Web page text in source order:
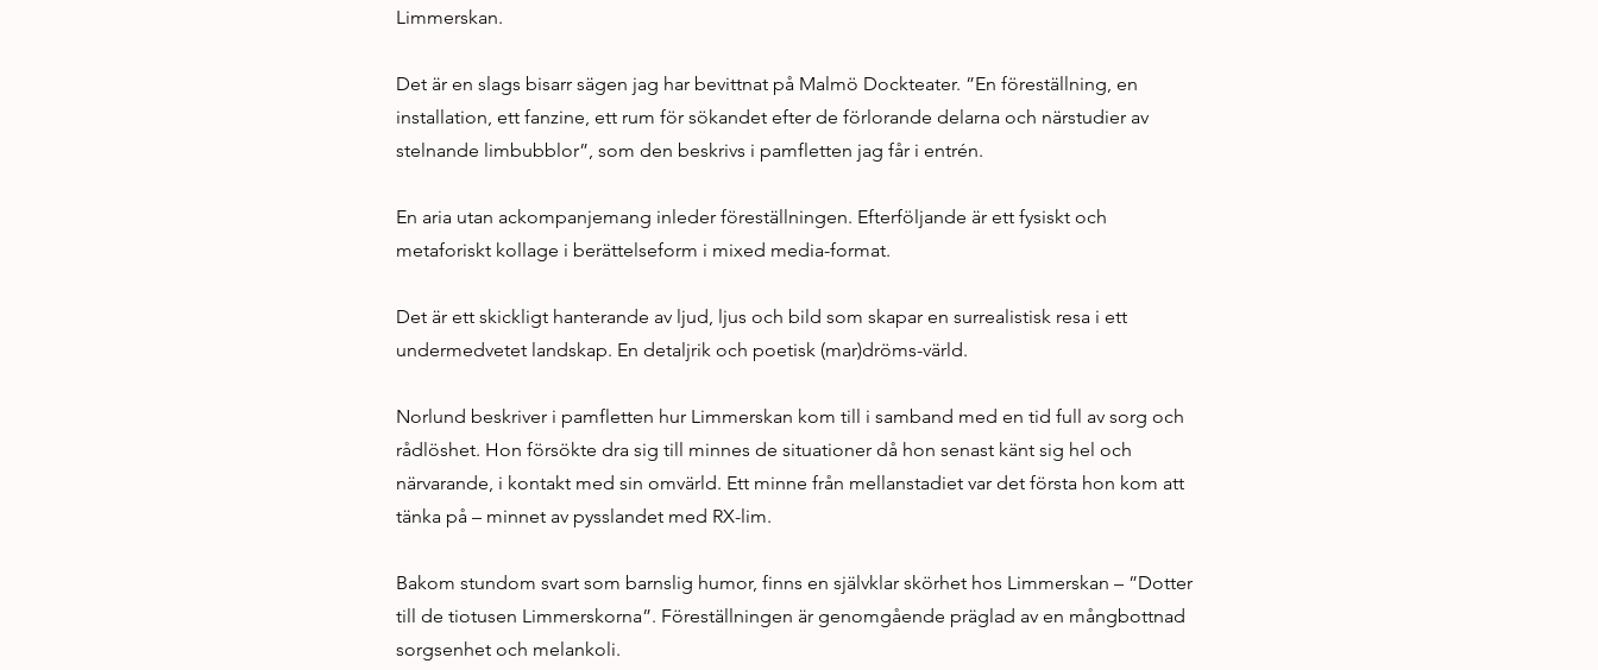
Limmerskan.
Det är en slags bisarr sägen jag har bevittnat på Malmö Dockteater. ”En föreställning, en
installation, ett fanzine, ett rum för sökandet efter de förlorande delarna och närstudier av
stelnande limbubblor”, som den beskrivs i pamfletten jag får i entrén.
En aria utan ackompanjemang inleder föreställningen. Efterföljande är ett fysiskt och
metaforiskt kollage i berättelseform i mixed media-format.
Det är ett skickligt hanterande av ljud, ljus och bild som skapar en surrealistisk resa i ett
undermedvetet landskap. En detaljrik och poetisk (mar)dröms-värld.
Norlund beskriver i pamfletten hur Limmerskan kom till i samband med en tid full av sorg och
rådlöshet. Hon försökte dra sig till minnes de situationer då hon senast känt sig hel och
närvarande, i kontakt med sin omvärld. Ett minne från mellanstadiet var det första hon kom att
tänka på – minnet av pysslandet med RX-lim.
Bakom stundom svart som barnslig humor, finns en självklar skörhet hos Limmerskan – ”Dotter
till de tiotusen Limmerskorna”. Föreställningen är genomgående präglad av en mångbottnad
sorgsenhet och melankoli.